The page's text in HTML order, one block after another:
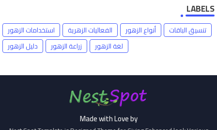
LABELS
استخدامات الزهور الفعاليات الزهرية أنواع الزهور
تنسيق الباقات
دليل الزهور
زراعة الزهور لغة الزهور
Made with Love by